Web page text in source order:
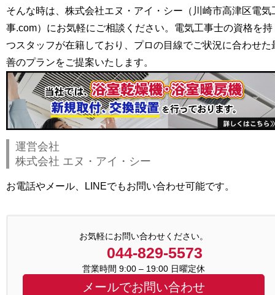
そんな時は、 株式会社エヌ・アイ・シー（川崎市高津区電気
事.com） にお気軽にご相談ください。電気工事士の資格を持
つスタッフが在籍しており、プロの目線でご状況に合わせた
善のプランをご提案いたします。
運営会社
株式会社 エヌ・アイ・シー
お電話やメール、LINEでもお問い合わせ可能です。
お気軽にお問い合わせください。
044-829-5573
営業時間 9:00 – 19:00 日曜定休
メールでお問い合わせ